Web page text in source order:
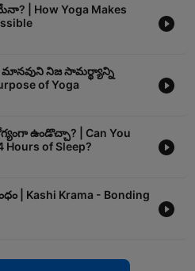
| How Yoga Makes
నిజ సామర్థ్యాన్ని
of Yoga
ఉండొచ్చా? | Can You
Hours of Sleep?
| Kashi Krama - Bonding